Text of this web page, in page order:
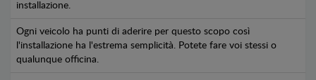
installazione.
Ogni veicolo ha punti di aderire per questo scopo così
l'installazione ha l'estrema semplicità. Potete fare voi stessi o
qualunque officina.